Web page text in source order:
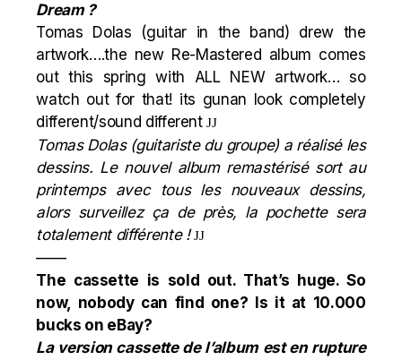
Dream ?
Tomas Dolas (guitar in the band) drew the
artwork….the new Re-Mastered album comes
out this spring with ALL NEW artwork… so
watch out for that! its gunan look completely
different/sound differentJJ
Tomas Dolas (guitariste du groupe) a réalisé les
dessins. Le nouvel album remastérisé sort au
printemps avec tous les nouveaux dessins,
alors surveillez ça de près, la pochette sera
totalement différente ! JJ
——
The cassette is sold out. That’s huge. So
now, nobody can find one?
Is it at 10.000
bucks on eBay?
La version cassette de l’album est en rupture